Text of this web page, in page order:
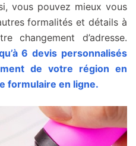
vous pouvez mieux vous
formalités et détails à
d’adresse.
6 devis personnalisés
de votre région en
formulaire en ligne.